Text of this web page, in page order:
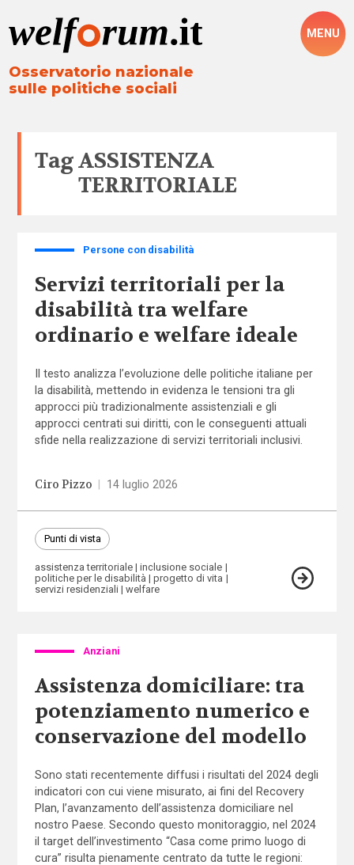
Osservatorio nazionale
sulle politiche sociali
MENU
TagASSISTENZA
TERRITORIALE
Persone con disabilità
Servizi territoriali per la
disabilità tra welfare
ordinario e welfare ideale
Il testo analizza l’evoluzione delle politiche italiane per
la disabilità, mettendo in evidenza le tensioni tra gli
approcci più tradizionalmente assistenziali e gli
approcci centrati sui diritti, con le conseguenti attuali
sfide nella realizzazione di servizi territoriali inclusivi.
Ciro Pizzo 14 luglio 2026
Punti di vista
assistenza territoriale
inclusione sociale
politiche per le disabilità
progetto di vita
servizi residenziali
welfare
Anziani
Assistenza domiciliare: tra
potenziamento numerico e
conservazione del modello
Sono stati recentemente diffusi i risultati del 2024 degli
indicatori con cui viene misurato, ai fini del Recovery
Plan, l’avanzamento dell’assistenza domiciliare nel
nostro Paese. Secondo questo monitoraggio, nel 2024
il target dell’investimento “Casa come primo luogo di
cura” risulta pienamente centrato da tutte le regioni: